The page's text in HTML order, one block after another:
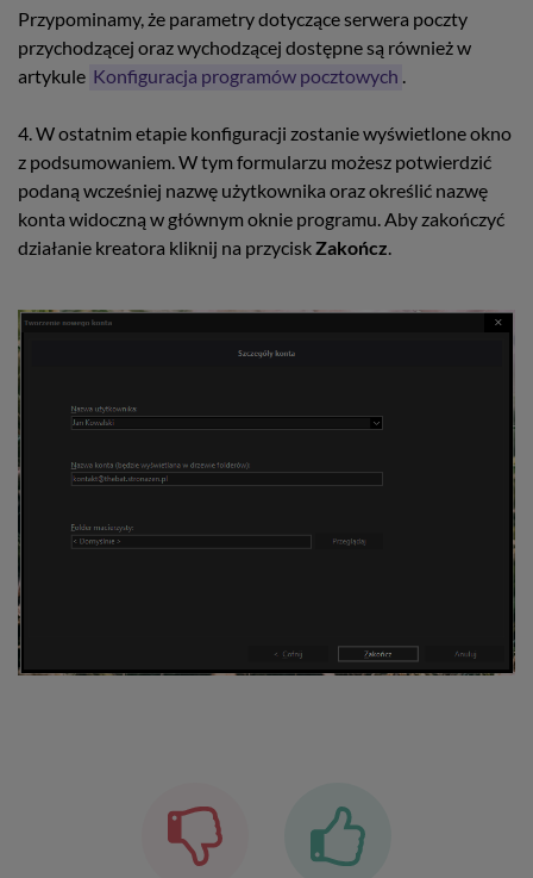
Przypominamy, że parametry dotyczące serwera poczty
przychodzącej oraz wychodzącej dostępne są również w
artykule Konfiguracja programów pocztowych
4. W ostatnim etapie konfiguracji zostanie wyświetlone okno
z podsumowaniem. W tym formularzu możesz potwierdzić
podaną wcześniej nazwę użytkownika oraz określić nazwę
konta widoczną w głównym oknie programu. Aby zakończyć
działanie kreatora kliknij na przycisk Zakończ